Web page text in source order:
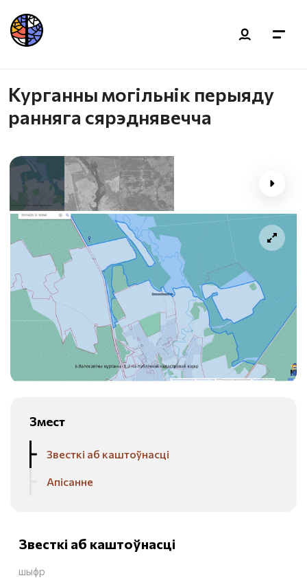
Курганны могiльнiк перыяду
ранняга сярэднявечча
Змест
Звесткі аб каштоўнасці
Апісанне
Звесткі аб каштоўнасці
шыфр